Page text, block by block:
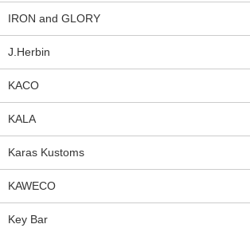
IRON and GLORY
J.Herbin
KACO
KALA
Karas Kustoms
KAWECO
Key Bar